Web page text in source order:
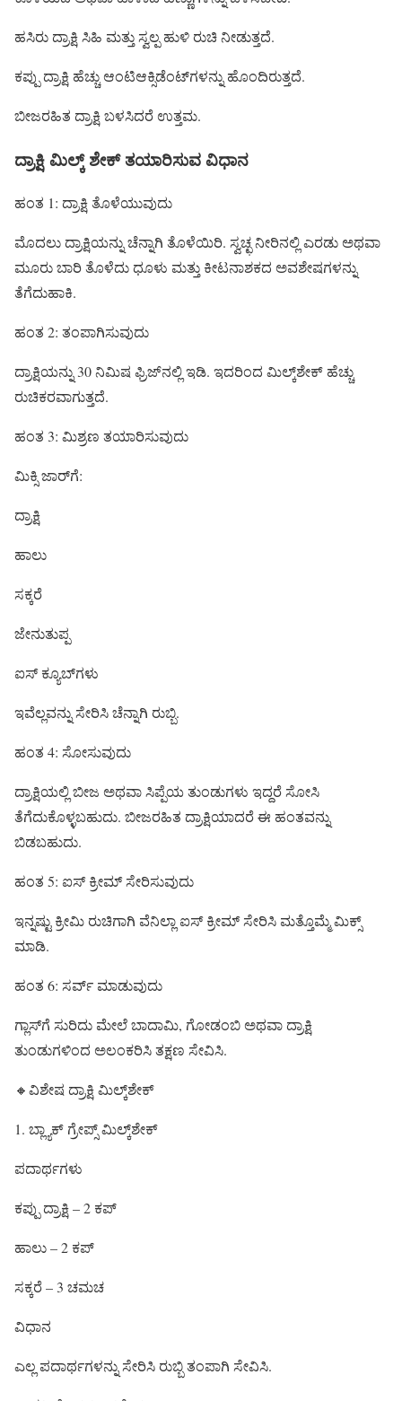
ಹಸಿರು ದ್ರಾಕ್ಷಿ ಸಿಹಿ ಮತ್ತು ಸ್ವಲ್ಪ ಹುಳಿ ರುಚಿ ನೀಡುತ್ತದೆ.
ಕಪ್ಪು ದ್ರಾಕ್ಷಿ ಹೆಚ್ಚು ಆಂಟಿಆಕ್ಸಿಡೆಂಟ್‌ಗಳನ್ನು ಹೊಂದಿರುತ್ತದೆ.
ಬೀಜರಹಿತ ದ್ರಾಕ್ಷಿ ಬಳಸಿದರೆ ಉತ್ತಮ.
ದ್ರಾಕ್ಷಿ ಮಿಲ್ಕ್‌ ಶೇಕ್ ತಯಾರಿಸುವ ವಿಧಾನ
ಹಂತ 1: ದ್ರಾಕ್ಷಿ ತೊಳೆಯುವುದು
ಮೊದಲು ದ್ರಾಕ್ಷಿಯನ್ನು ಚೆನ್ನಾಗಿ ತೊಳೆಯಿರಿ. ಸ್ವಚ್ಛ ನೀರಿನಲ್ಲಿ ಎರಡು ಅಥವಾ
ಮೂರು ಬಾರಿ ತೊಳೆದು ಧೂಳು ಮತ್ತು ಕೀಟನಾಶಕದ ಅವಶೇಷಗಳನ್ನು
ತೆಗೆದುಹಾಕಿ.
ಹಂತ 2: ತಂಪಾಗಿಸುವುದು
ದ್ರಾಕ್ಷಿಯನ್ನು 30 ನಿಮಿಷ ಫ್ರಿಜ್‌ನಲ್ಲಿ ಇಡಿ. ಇದರಿಂದ ಮಿಲ್ಕ್‌ಶೇಕ್ ಹೆಚ್ಚು
ರುಚಿಕರವಾಗುತ್ತದೆ.
ಹಂತ 3: ಮಿಶ್ರಣ ತಯಾರಿಸುವುದು
ಮಿಕ್ಸಿ ಜಾರ್‌ಗೆ:
ದ್ರಾಕ್ಷಿ
ಹಾಲು
ಸಕ್ಕರೆ
ಜೇನುತುಪ್ಪ
ಐಸ್ ಕ್ಯೂಬ್‌ಗಳು
ಇವೆಲ್ಲವನ್ನು ಸೇರಿಸಿ ಚೆನ್ನಾಗಿ ರುಬ್ಬಿ.
ಹಂತ 4: ಸೋಸುವುದು
ದ್ರಾಕ್ಷಿಯಲ್ಲಿ ಬೀಜ ಅಥವಾ ಸಿಪ್ಪೆಯ ತುಂಡುಗಳು ಇದ್ದರೆ ಸೋಸಿ
ತೆಗೆದುಕೊಳ್ಳಬಹುದು. ಬೀಜರಹಿತ ದ್ರಾಕ್ಷಿಯಾದರೆ ಈ ಹಂತವನ್ನು
ಬಿಡಬಹುದು.
ಹಂತ 5: ಐಸ್ ಕ್ರೀಮ್ ಸೇರಿಸುವುದು
ಇನ್ನಷ್ಟು ಕ್ರೀಮಿ ರುಚಿಗಾಗಿ ವೆನಿಲ್ಲಾ ಐಸ್ ಕ್ರೀಮ್ ಸೇರಿಸಿ ಮತ್ತೊಮ್ಮೆ ಮಿಕ್ಸ್
ಮಾಡಿ.
ಹಂತ 6: ಸರ್ವ್ ಮಾಡುವುದು
ಗ್ಲಾಸ್‌ಗೆ ಸುರಿದು ಮೇಲೆ ಬಾದಾಮಿ, ಗೋಡಂಬಿ ಅಥವಾ ದ್ರಾಕ್ಷಿ
ತುಂಡುಗಳಿಂದ ಅಲಂಕರಿಸಿ ತಕ್ಷಣ ಸೇವಿಸಿ.
🔸ವಿಶೇಷ ದ್ರಾಕ್ಷಿ ಮಿಲ್ಕ್‌ಶೇಕ್
1. ಬ್ಲ್ಯಾಕ್ ಗ್ರೇಪ್ಸ್ ಮಿಲ್ಕ್‌ಶೇಕ್
ಪದಾರ್ಥಗಳು
ಕಪ್ಪು ದ್ರಾಕ್ಷಿ – 2 ಕಪ್
ಹಾಲು – 2 ಕಪ್
ಸಕ್ಕರೆ – 3 ಚಮಚ
ವಿಧಾನ
ಎಲ್ಲ ಪದಾರ್ಥಗಳನ್ನು ಸೇರಿಸಿ ರುಬ್ಬಿ ತಂಪಾಗಿ ಸೇವಿಸಿ.